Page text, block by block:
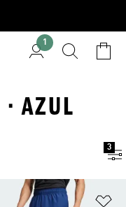
1
AZUL
3
la lista de deseos